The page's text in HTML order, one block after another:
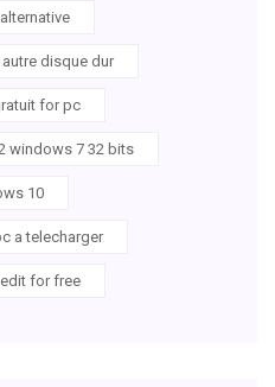
disque dur
for pc
windows 7 32 bits
10
a telecharger
for free